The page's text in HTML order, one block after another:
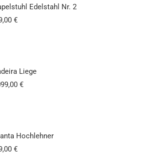
Edelstahl Nr. 2
€
Liege
€
Hochlehner
€